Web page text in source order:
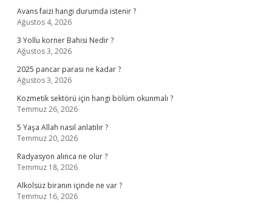
Avans faizi hangi durumda istenir ?
Ağustos 4, 2026
3 Yollu korner Bahisi Nedir ?
Ağustos 3, 2026
2025 pancar parası ne kadar ?
Ağustos 3, 2026
Kozmetik sektörü için hangi bölüm okunmalı ?
Temmuz 26, 2026
5 Yaşa Allah nasıl anlatılır ?
Temmuz 20, 2026
Radyasyon alınca ne olur ?
Temmuz 18, 2026
Alkolsüz biranın içinde ne var ?
Temmuz 16, 2026